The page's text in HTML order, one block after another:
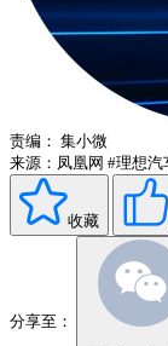
责编： 集小微
来源：凤凰网 #理想汽
收藏
分享至：